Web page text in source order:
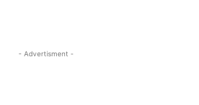
- Advertisment -